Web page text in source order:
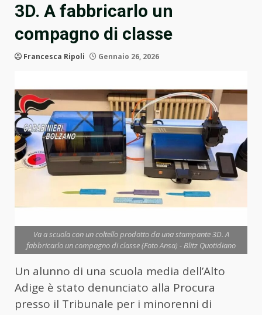
3D. A fabbricarlo un
compagno di classe
Francesca Ripoli Gennaio 26, 2026
Va a scuola con un coltello prodotto da una stampante 3D. A
fabbricarlo un compagno di classe (Foto Ansa) - Blitz Quotidiano
Un alunno di una scuola media dell’Alto
Adige è stato denunciato alla Procura
presso il Tribunale per i minorenni di